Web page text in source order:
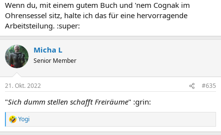
Wenn du, mit einem gutem Buch und 'nem Cognak im
Ohrensessel sitz, halte ich das für eine hervorragende
Arbeitsteilung. :super:
Micha L
Senior Member
21. Okt. 2022 #635
"Sich dumm stellen schafft Freiräume" :grin:
R
e
Yogi